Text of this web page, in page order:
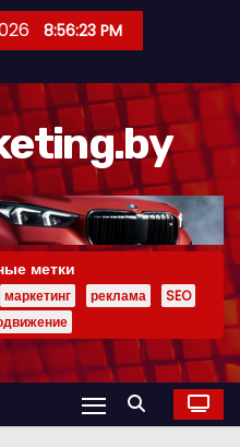
8:56:24 PM
метки
маркетинг реклама
SEO